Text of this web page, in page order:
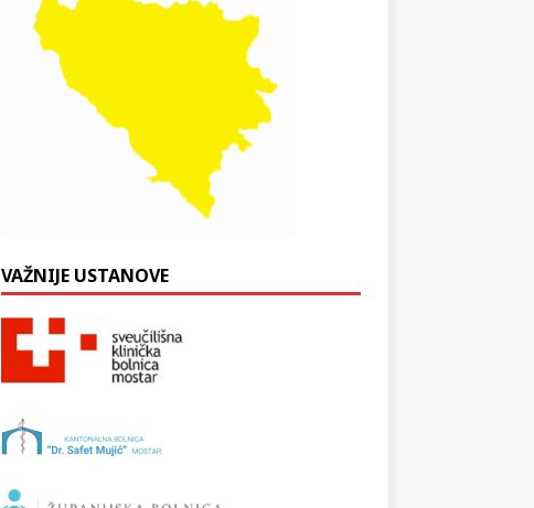
VAŽNIJE USTANOVE